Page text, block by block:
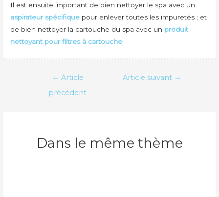
Il est ensuite important de bien nettoyer le spa avec un
aspirateur spécifique pour enlever toutes les impuretés ; et
de bien nettoyer la cartouche du spa avec un produit
nettoyant pour filtres à cartouche
← Article
précédent
Article suivant →
Dans le même thème